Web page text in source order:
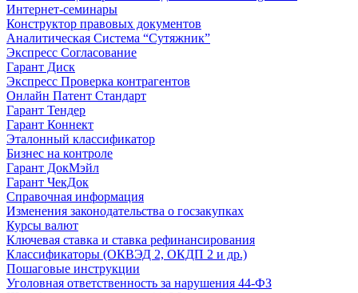
Интернет-семинары
Конструктор правовых документов
Аналитическая Система “Сутяжник”
Экспресс Согласование
Гарант Диск
Экспресс Проверка контрагентов
Онлайн Патент Стандарт
Гарант Тендер
Гарант Коннект
Эталонный классификатор
Бизнес на контроле
Гарант ДокМэйл
Гарант ЧекДок
Справочная информация
Изменения законодательства о госзакупках
Курсы валют
Ключевая ставка и ставка рефинансирования
Классификаторы (ОКВЭД 2, ОКДП 2 и др.)
Пошаговые инструкции
Уголовная ответственность за нарушения 44-ФЗ